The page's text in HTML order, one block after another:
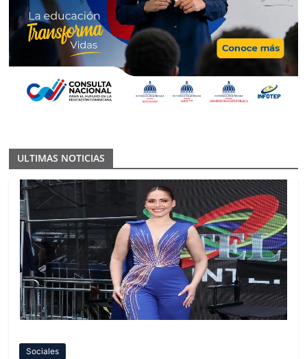
ULTIMAS NOTICIAS
Sociales